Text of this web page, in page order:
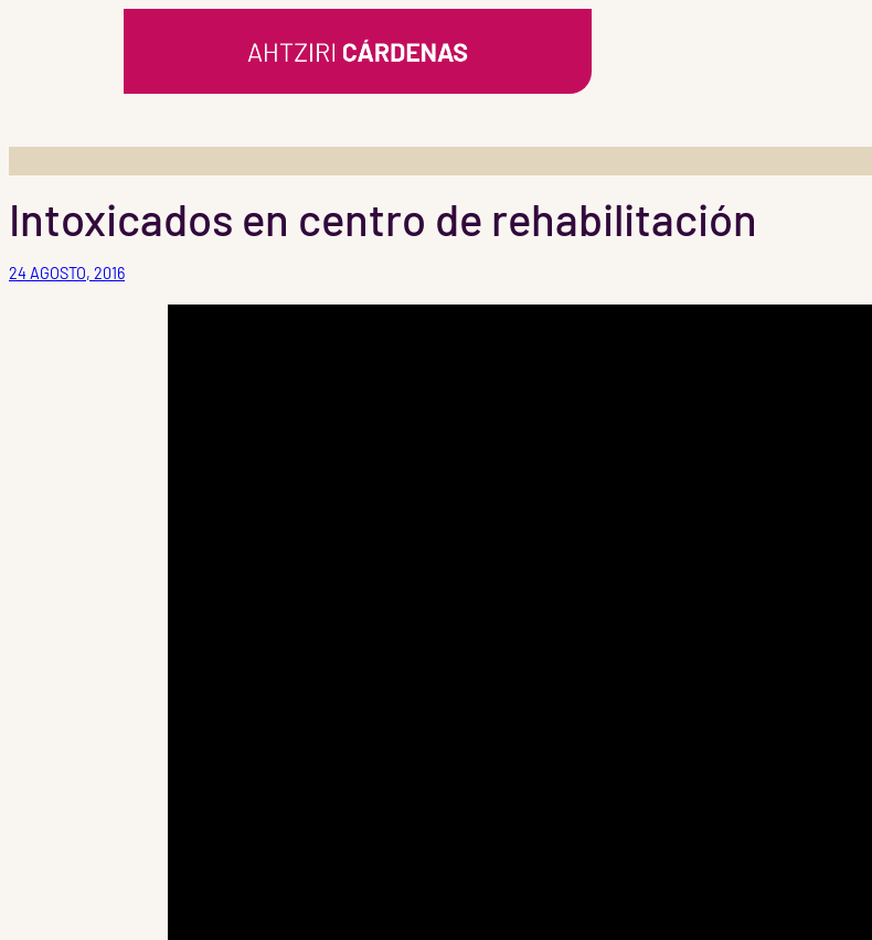
Intoxicados en centro de rehabilitación
24 AGOSTO, 2016